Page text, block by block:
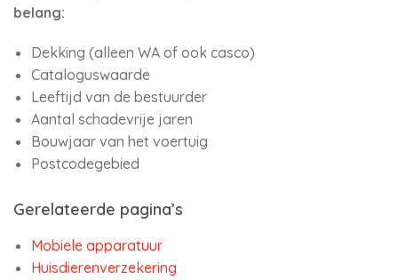
belang:
Dekking (alleen WA of ook casco)
Cataloguswaarde
Leeftijd van de bestuurder
Aantal schadevrije jaren
Bouwjaar van het voertuig
Postcodegebied
Gerelateerde pagina’s
Mobiele apparatuur
Huisdierenverzekering